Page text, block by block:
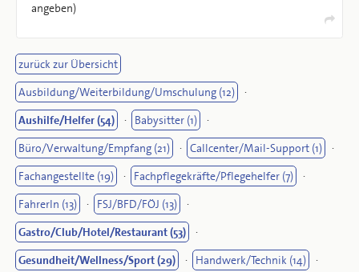
angeben)
zurück zur Übersicht
Ausbildung/Weiterbildung/Umschulung (12)
·
Aushilfe/Helfer (54)
· Babysitter (1)
·
Büro/Verwaltung/Empfang (21)
· Callcenter/Mail-Support (1)
·
Fachangestellte (19)
· Fachpflegekräfte/Pflegehelfer (7)
·
FahrerIn (13)
· FSJ/BFD/FÖJ (13)
·
Gastro/Club/Hotel/Restaurant (53)
·
Gesundheit/Wellness/Sport (29)
· Handwerk/Technik (14)
·